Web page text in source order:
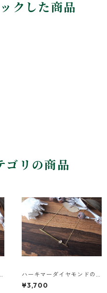
クした商品
ゴリの商品
ハーキマーダイヤモンドの
真鍮バーロングネックレス
¥3,700